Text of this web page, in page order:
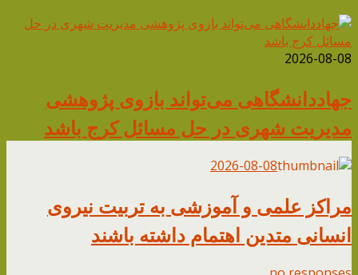
2026-08-08
جهاددانشگاهی می‌تواند بازوی پژوهشی
مدیریت شهری در حل مسائل کرج باشد
2026-08-08
مراکز علمی و آموزشی به تربیت نیروی
انسانی متدین اهتمام داشته باشند